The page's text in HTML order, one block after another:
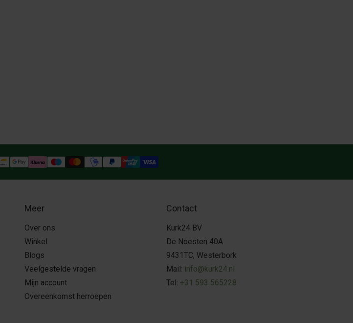
Meer
Over ons
Winkel
Blogs
Veelgestelde vragen
Mijn account
Overeenkomst herroepen
Contact
Kurk24 BV
De Noesten 40A
9431TC, Westerbork
Mail: info@kurk24.nl
Tel: +31 593 565228